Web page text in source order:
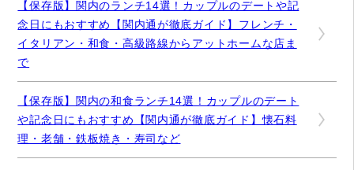
【保存版】関内のランチ14選！カップルのデートや記
念日にもおすすめ【関内通が徹底ガイド】フレンチ・
イタリアン・和食・高級路線からアットホームな店ま
で
【保存版】関内の和食ランチ14選！カップルのデート
や記念日にもおすすめ【関内通が徹底ガイド】懐石料
理・老舗・鉄板焼き・寿司など